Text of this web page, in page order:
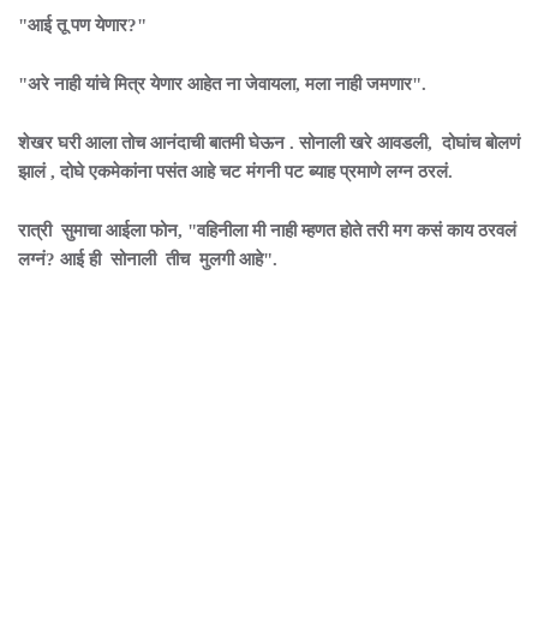
"आई तू पण येणार?"
"अरे नाही यांचे मित्र येणार आहेत ना जेवायला, मला नाही जमणार".
शेखर घरी आला तोच आनंदाची बातमी घेऊन . सोनाली खरे आवडली, दोघांच बोलणं
झालं , दोघे एकमेकांना पसंत आहे चट मंगनी पट ब्याह प्रमाणे लग्न ठरलं.
रात्री सुमाचा आईला फोन, "वहिनीला मी नाही म्हणत होते तरी मग कसं काय ठरवलं
लग्नं? आई ही सोनाली तीच मुलगी आहे".